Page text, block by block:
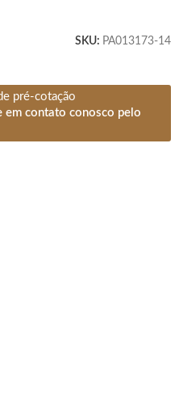
SKU: PA013173-14
pré-cotação
em contato conosco pelo